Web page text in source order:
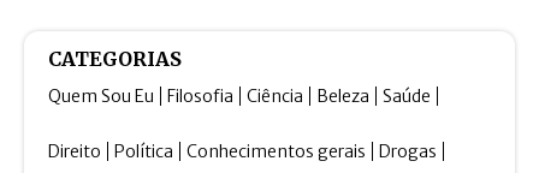
CATEGORIAS
Quem Sou Eu Filosofia Ciência Beleza Saúde
Direito Política Conhecimentos gerais Drogas